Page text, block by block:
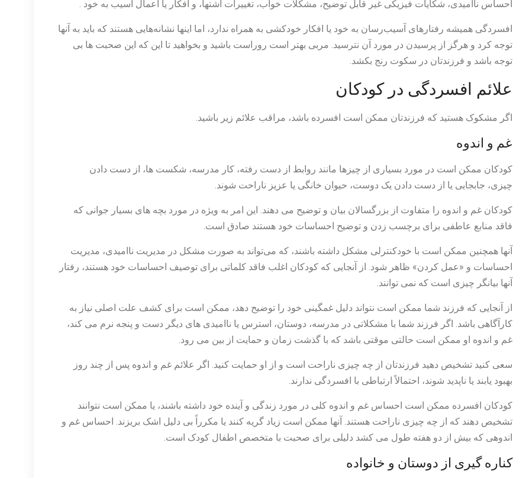
احساس ناامیدی، شکایات فیزیکی غیر قابل توضیح، مشکلات خواب، تغییرات اشتها، و افکار یا اعمال آسیب به خود .
افسردگی همیشه رفتارهای آسیب‌رسان به خود یا افکار خودکشی به همراه ندارد، اما اینها نشانه‌هایی هستند که باید به آنها
توجه کرد و هرگز از پرسیدن در مورد آن نترسید. مربی بهتر است روراست باشید و بخواهید تا این که این صحبت ها بی
توجه باشد و فرزندتان در سکوت رنج بکشد.
علائم افسردگی در کودکان
اگر مشکوک هستید که فرزندتان ممکن است افسرده باشد، مراقب علائم زیر باشید.
غم و اندوه
کودکان ممکن است در مورد بسیاری از چیزها مانند روابط از دست رفته، کار مدرسه، شکست ها، از دست دادن
چیزی، جابجایی یا از دست دادن یک دوست، حیوان خانگی یا عزیز ناراحت شوند.
کودکان غم و اندوه را متفاوت از بزرگسالان بیان و توضیح می دهند. این امر به ویژه در مورد بچه های بسیار جوانی که
فاقد منابع عاطفی برای برچسب زدن و توضیح احساسات خود هستند صادق است.
آنها همچنین ممکن است با خودکنترلی مشکل داشته باشند، که می‌تواند به صورت مشکل در مدیریت ناامیدی، مدیریت
احساسات و «عمل کردن» ظاهر شود. از آنجایی که کودکان اغلب فاقد کلماتی برای توصیف احساسات خود هستند، رفتار
آنها بیانگر چیزی است که نمی توانند.
از آنجایی که فرزند شما ممکن است نتواند دلیل غمگینی خود را توضیح دهد، ممکن است برای کشف علت اصلی نیاز به
کارآگاهی باشد. اگر فرزند شما با مشکلاتی در مدرسه، دوستان، استرس یا ناامیدی های دیگر دست و پنجه نرم می کند،
غم و اندوه او ممکن است حالتی موقتی باشد که با گذشت زمان و حمایت از بین می رود.
سعی کنید تشخیص دهید فرزندتان از چه چیزی ناراحت است و از او حمایت کنید. اگر علائم غم و اندوه پس از چند روز
بهبود یابند یا ناپدید شوند، احتمالاً ارتباطی با افسردگی ندارند.
کودکان افسرده ممکن است احساس غم و اندوه کلی در مورد زندگی و آینده خود داشته باشند، یا ممکن است نتوانند
تشخیص دهند که از چه چیزی ناراحت هستند. آنها ممکن است زیاد گریه کنند یا مکرراً بی دلیل اشک بریزند. احساس غم و
اندوهی که بیش از دو هفته طول می کشد دلیلی برای صحبت با متخصص اطفال کودک است.
کناره گیری از دوستان و خانواده